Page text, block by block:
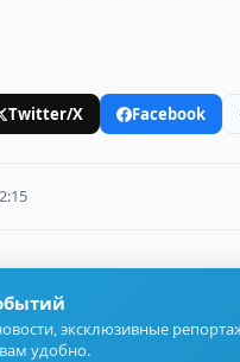
Twitter/X Facebook
эксклюзивные
удобно.